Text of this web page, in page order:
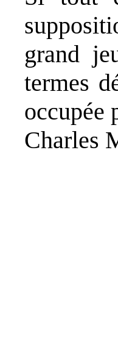
grand
termes
occupée
Charles